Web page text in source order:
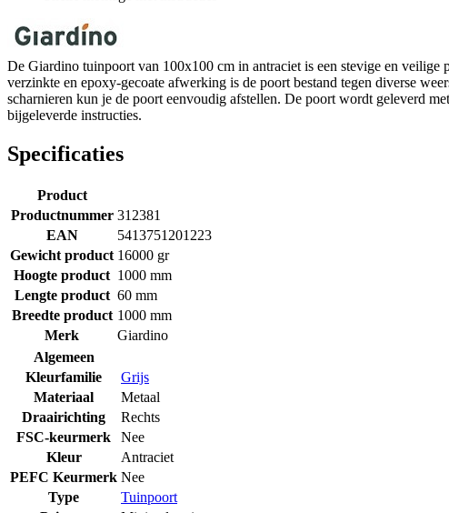
De Giardino tuinpoort van 100x100 cm in antraciet is een stevige en
verzinkte en epoxy-gecoate afwerking is de poort bestand tegen diverse
scharnieren kun je de poort eenvoudig afstellen. De poort wordt geleverd
bijgeleverde instructies.
Specificaties
Product
Productnummer 312381
EAN
5413751201223
Gewicht product 16000 gr
Hoogte product 1000 mm
Lengte product 60 mm
Breedte product 1000 mm
Merk
Giardino
Algemeen
Kleurfamilie
Grijs
Materiaal
Metaal
Draairichting
Rechts
FSC-keurmerk
Nee
Kleur
Antraciet
PEFC Keurmerk Nee
Type
Tuinpoort